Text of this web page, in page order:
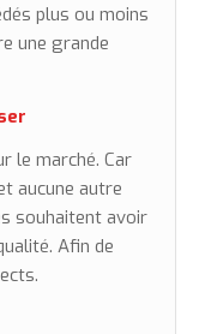
plus ou moins
une grande
le marché. Car
aucune autre
souhaitent avoir
Afin de